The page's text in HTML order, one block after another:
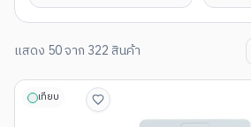
แสดง 50จาก 322 สินค้า
เทียบ